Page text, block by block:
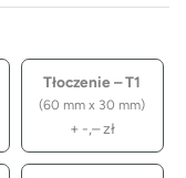
Tłoczenie – T1
(60 mm x 30 mm)
+ -,–zł